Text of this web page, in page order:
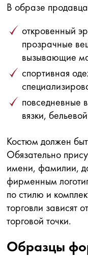
В образе
откровенный
прозрачные
вызывающие
спортивная
повседневные
вязки,
Костюм должен
Обязательно
имени, фамилии,
фирменным
по стилю и
торговли зависят
торговой точки.
Образцы